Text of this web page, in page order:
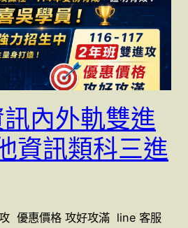
內外軌雙進
資訊類科三進
優惠價格 攻好攻滿 line 客服